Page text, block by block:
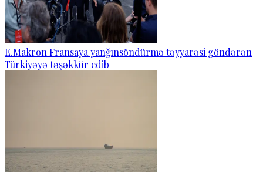
E.Makron Fransaya yanğınsöndürmə təyyarəsi göndərən
Türkiyəyə təşəkkür edib